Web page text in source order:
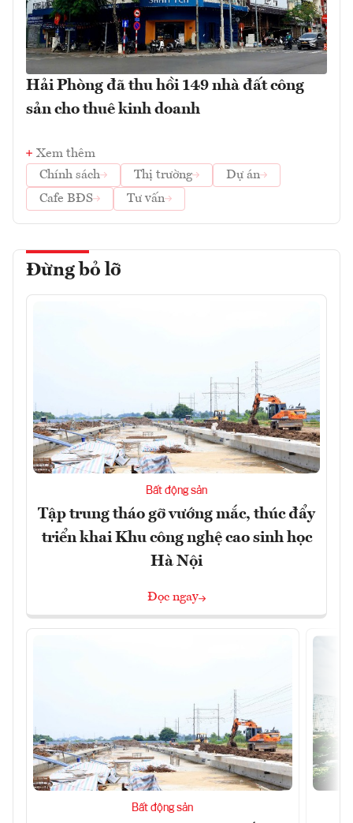
Hải Phòng đã thu hồi 149 nhà đất công
sản cho thuê kinh doanh
Xem thêm
Chính sách
Thị trường
Dự án
Cafe BĐS
Tư vấn
Đừng bỏ lỡ
Bất động sản
Tập trung tháo gỡ vướng mắc, thúc đẩy
triển khai Khu công nghệ cao sinh học
Hà Nội
Đọc ngay
Bất động sản